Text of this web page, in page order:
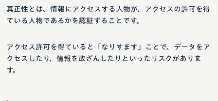
真正性とは、情報にアクセスする人物が、アクセスの許可を得
ている人物であるかを認証することです。
アクセス許可を得ていると「なりすます」ことで、データをア
クセスしたり、情報を改ざんしたりといったリスクがありま
す。